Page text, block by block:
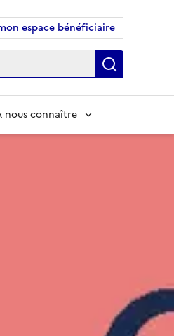
espace bénéficiaire
nous connaître